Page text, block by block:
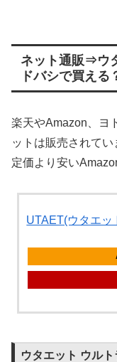
ネット通販⇒ウ
ドバシで買える
楽天やAmazon、ヨ
ットは販売されてい
定価より安い
UTAET(ウタエッ
ウタエット ウル